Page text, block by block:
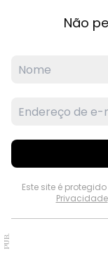
Não
Este site é
Privacidade
PUB.